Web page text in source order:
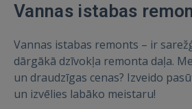
Vannas istabas
Vannas istabas remonts – ir
dārgākā dzīvokļa remonta daļa.
un draudzīgas cenas? Izveido
un izvēlies labāko meistaru!